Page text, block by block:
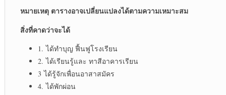
หมายเหตุ ตารางอาจเปลี่ยนแปลงได้ตามความเหมาะสม
สิ่งที่คาดว่าจะได้
1. ได้ทำบุญ ฟื้นฟูโรงเรียน
2. ได้เรียนรู้และ ทาสีอาคารเรียน
3 ได้รู้จักเพื่อนอาสาสมัคร
4. ได้พักผ่อน